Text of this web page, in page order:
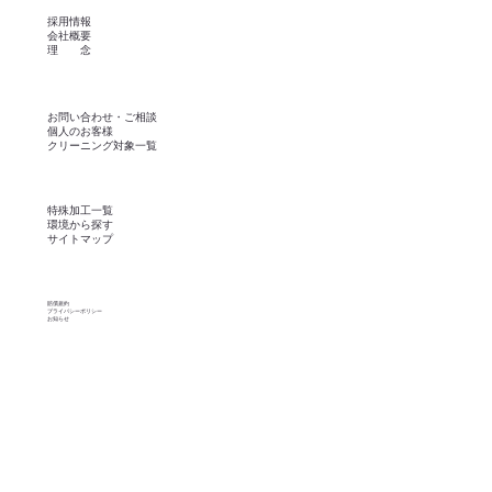
賠償規約
プライバシーポリシー
​お知らせ
お問い合わせ・ご相談
個人のお客様
​クリーニング対象一覧
採用情報
会社概要
理 念
​特殊加工一覧
環境から探す
​サイトマップ